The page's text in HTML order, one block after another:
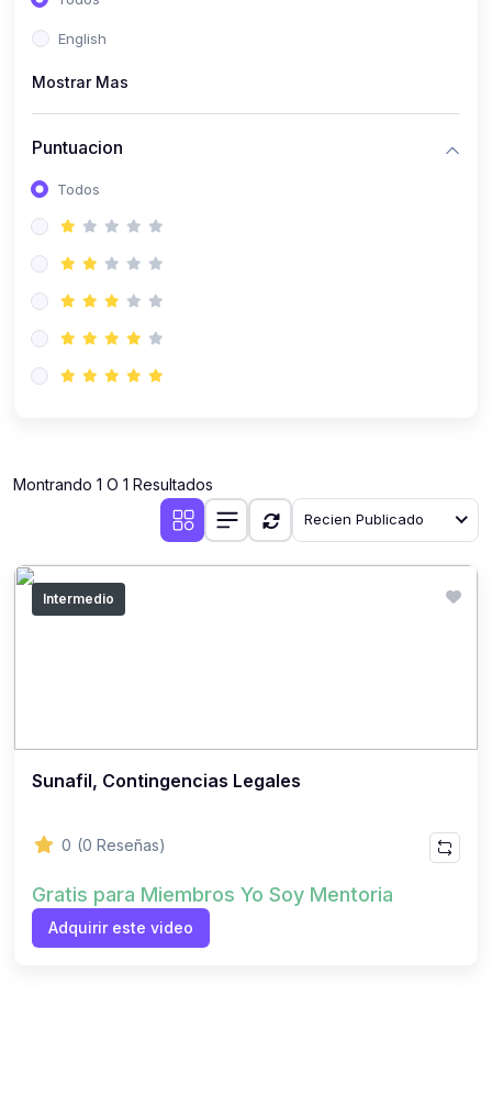
Contabilidad
Derecho y Legislación
Emprendedores
English
Mostrar Mas
Puntuacion
Todos
Montrando 1 O 1 Resultados
Recien Publicado
Intermedio
Sunafil, Contingencias Legales
0 (0 Reseñas)
Gratis para Miembros Yo Soy Mentoria
Adquirir este video